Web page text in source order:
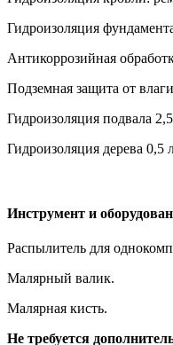
Гидроизоляция
Антикоррозийная
Подземная защита от
Гидроизоляция подвала
Гидроизоляция дерева 0,5
Инструмент и
Распылитель для
Малярный валик.
Малярная кисть.
Не требуется